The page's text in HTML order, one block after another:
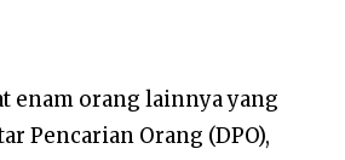
enam orang lainnya yang
Pencarian Orang (DPO),